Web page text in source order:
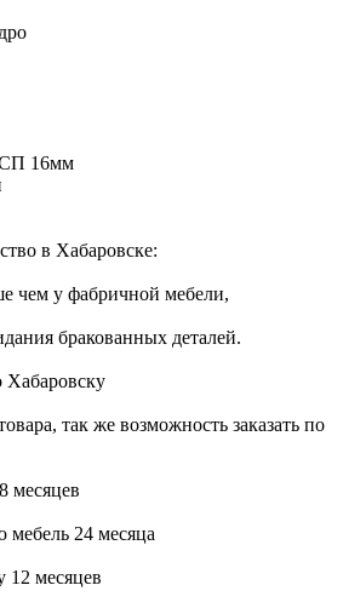
16мм
в Хабаровске:
чем у фабричной мебели,
бракованных деталей.
так же возможность заказать по
месяцев
мебель 24 месяца
12 месяцев